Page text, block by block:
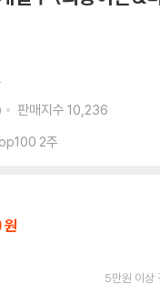
판매지수 10,236
2주
5만원 이상